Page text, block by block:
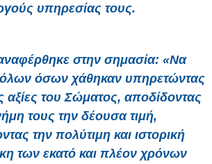
υπηρεσίας τους.
στην σημασία: «Να
όλων όσων χάθηκαν υπηρετώντας
αξίες του Σώματος, αποδίδοντας
τους την δέουσα τιμή,
την πολύτιμη και ιστορική
των εκατό και πλέον χρόνων